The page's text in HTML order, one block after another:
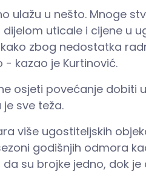
ulažu u nešto. Mnoge
uticale i cijene u
zbog nedostatka
kazao je Kurtinović.
osjeti povećanje dobiti
sve teža.
više ugostiteljskih
godišnjih odmora
su brojke jedno, dok